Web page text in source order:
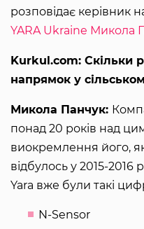
розповідає керівник
YARA Ukraine Микола
Kurkul.com: Скільки
напрямок у
Микола Панчук:
понад 20 років над
виокремлення його,
відбулось у 2015-2016
Yara вже були такі
N-Sensor